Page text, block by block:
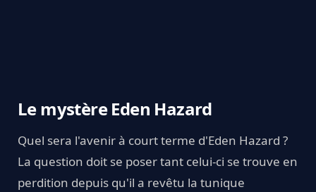
Le mystère Eden Hazard
Quel sera l'avenir à court terme d'Eden Hazard ?
La question doit se poser tant celui-ci se trouve en
perdition depuis qu'il a revêtu la tunique